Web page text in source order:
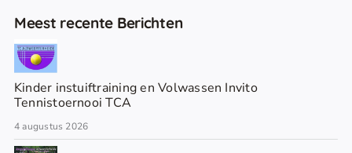
Meest recente Berichten
Kinder instuiftraining en Volwassen Invito
Tennistoernooi TCA
4 augustus 2026